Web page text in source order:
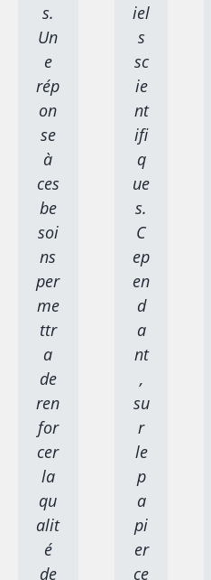
s.
Un
e
rép
on
se
à
ces
be
soi
ns
per
me
ttr
a
de
ren
for
cer
la
qu
alit
é
de
iel
s
sc
ie
nt
ifi
q
ue
s.
C
ep
en
d
a
nt
,
su
r
le
p
a
pi
er
ce